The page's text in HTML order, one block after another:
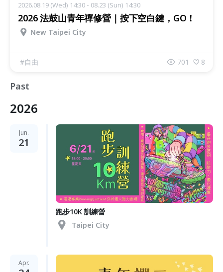
2026.08.19 (Wed) 14:30 - 08.23 (Sun) 14:30
2026 法鼓山青年禪修營｜按下空白鍵，GO！
New Taipei City
#自由 701 8
Past
2026
Jun.
21
跑步10K 訓練營
Taipei City
Apr.